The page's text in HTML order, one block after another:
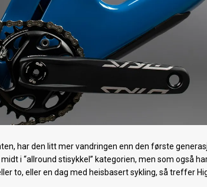
har den litt mer vandringen enn den første
i “allround stisykkel” kategorien, men som også
to, eller en dag med heisbasert sykling, så treffer